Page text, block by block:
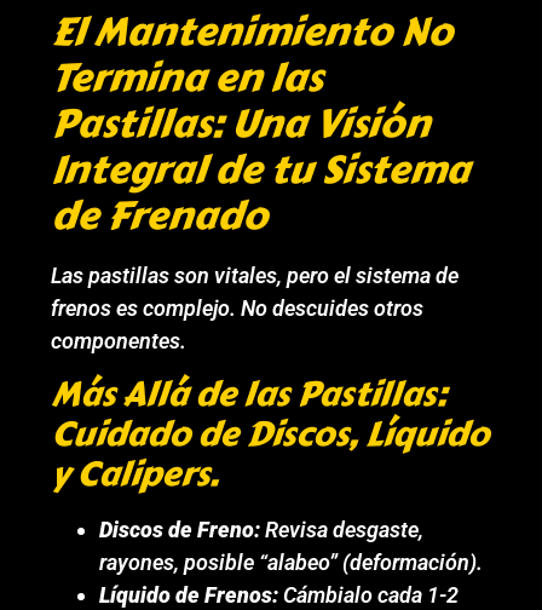
El Mantenimiento No
Termina en las
Pastillas: Una Visión
Integral de tu Sistema
de Frenado
Las pastillas son vitales, pero el sistema de
frenos es complejo. No descuides otros
componentes.
Más Allá de las Pastillas:
Cuidado de Discos, Líquido
y Calipers.
Discos de Freno:Revisa desgaste,
rayones, posible “alabeo” (deformación).
Líquido de Frenos:Cámbialo cada 1-2